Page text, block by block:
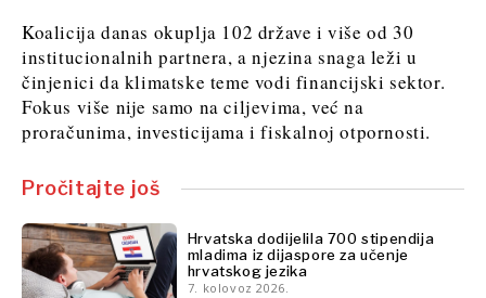
Znanost
Rudarstvo
Maloprodaja
Održivost
Turizam
Prijevoz
Trgovina
Maloprodaja
Održivost
Tehnologija
Telekom
Trgovina
Insights
Koalicija danas okuplja 102 države i više od 30
institucionalnih partnera, a njezina snaga leži u
činjenici da klimatske teme vodi financijski sektor.
Fokus više nije samo na ciljevima, već na
proračunima, investicijama i fiskalnoj otpornosti.
Pročitajte još
Hrvatska dodijelila 700 stipendija
mladima iz dijaspore za učenje
hrvatskog jezika
7. kolovoz 2026.